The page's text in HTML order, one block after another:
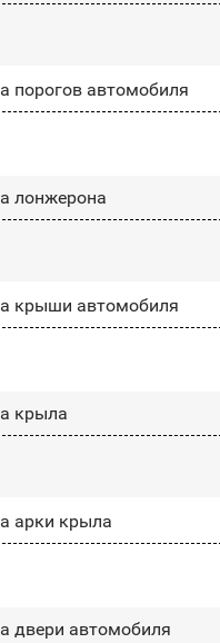
порогов автомобиля
лонжерона
крыши автомобиля
крыла
арки крыла
двери автомобиля